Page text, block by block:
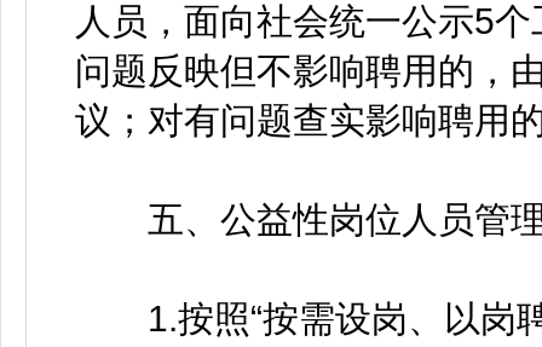
人员，面向社会统一公示5
问题反映但不影响聘用的，
议；对有问题查实影响聘用
五、公益性岗位人员管
1.按照“按需设岗、以岗聘